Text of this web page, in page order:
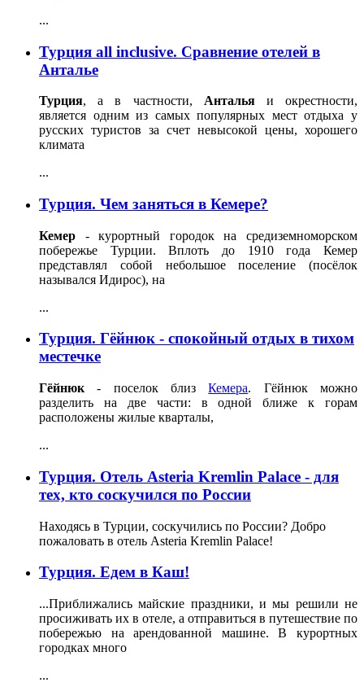
...
Турция all inclusive. Сравнение отелей в
Анталье
Турция, а в частности, Антальяи окрестности,
является одним из самых популярных мест отдыха у
русских туристов за счет невысокой цены, хорошего
климата
...
Турция. Чем заняться в Кемере?
Кемер - курортный городок на средиземноморском
побережье Турции. Вплоть до 1910 года Кемер
представлял собой небольшое поселение (посёлок
назывался Идирос), на
...
Турция. Гёйнюк - спокойный отдых в тихом
местечке
Гёйнюк - поселок близКемера. Гёйнюк можно
разделить на две части: в одной ближе к горам
расположены жилые кварталы,
...
Турция. Отель Asteria Kremlin Palace - для
тех, кто соскучился по России
Находясь в Турции, соскучились по России? Добро
пожаловать в отель Asteria Kremlin Palace!
Турция. Едем в Каш!
...Приближались майские праздники, и мы решили не
просиживать их в отеле, а отправиться в путешествие по
побережью на арендованной машине. В курортных
городках много
...